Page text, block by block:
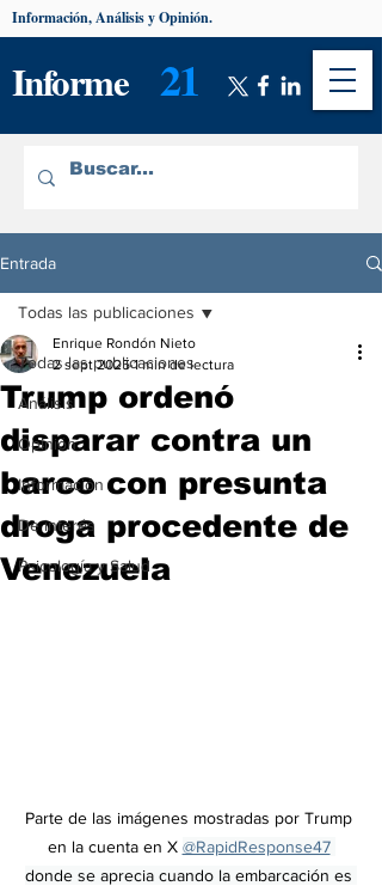
Informe 21
Información, Análisis y Opinión.
Entrada
Todas las publicaciones
Análisis
Opinión
Información
De interés
Psicología y Salud
Todas las publicaciones
Trump ordenó
disparar contra un
barco con presunta
droga procedente de
Venezuela
Enrique Rondón Nieto
2 sept 2025 1 min de lectura
Parte de las imágenes mostradas por Trump
en la cuenta en X @RapidResponse47
donde se aprecia cuando la embarcación es